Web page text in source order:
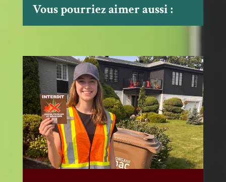
Vous pourriez aimer aussi :